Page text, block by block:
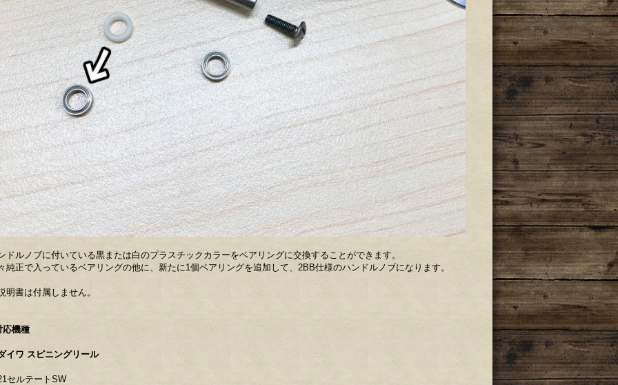
ドルノブに付いている黒または白のプラスチックカラーをベアリングに交換することができます。
純正で入っているベアリングの他に、新たに1個ベアリングを追加して、2BB仕様のハンドルノブになります。
明書は付属しません。
応機種
イワ スピニングリール
セルテートSW